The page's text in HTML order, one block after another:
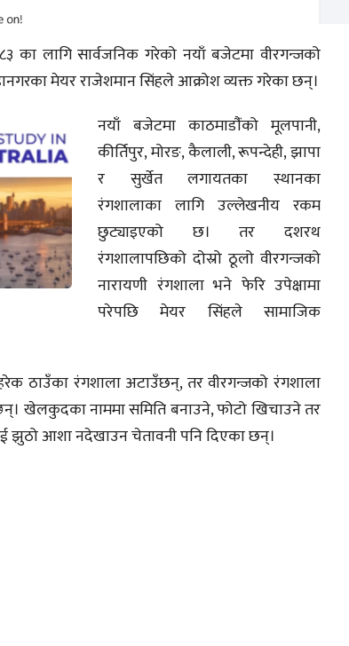
का लागि सार्वजनिक गरेको नयाँ बजेटमा वीरगन्जको
मेयर राजेशमान सिंहले आक्रोश व्यक्त गरेका छन्।
नयाँ बजेटमा काठमाडौंंको मूलपानी,
कीर्तिपुर, मोरङ, कैलाली, रूपन्देही, झापा
र सुर्खेत लगायतका स्थानका
रंगशालाका लागि उल्लेखनीय रकम
छुट्याइएको छ। तर दशरथ
रंगशालापछिको दोस्रो ठूलो वीरगन्जको
नारायणी रंगशाला भने फेरि उपेक्षामा
परेपछि मेयर सिंहले सामाजिक
ठाउँका रंगशाला अटाउँछन्, तर वीरगन्जको रंगशाला
खेलकुदका नाममा समिति बनाउने, फोटो खिचाउने तर
झुठो आशा नदेखाउन चेतावनी पनि दिएका छन्।